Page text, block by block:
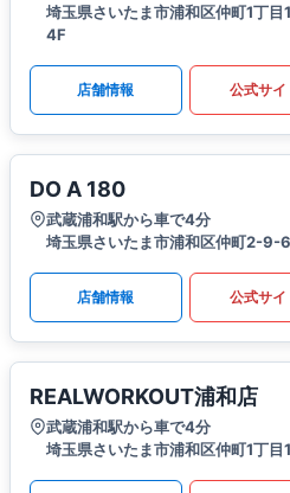
埼玉県さいたま市浦和区仲町1丁
4F
店舗情報 公式サイ
DO A 180
武蔵浦和駅から車で4分
埼玉県さいたま市浦和区仲町2-9-
店舗情報 公式サイ
REALWORKOUT浦和店
武蔵浦和駅から車で4分
埼玉県さいたま市浦和区仲町1丁